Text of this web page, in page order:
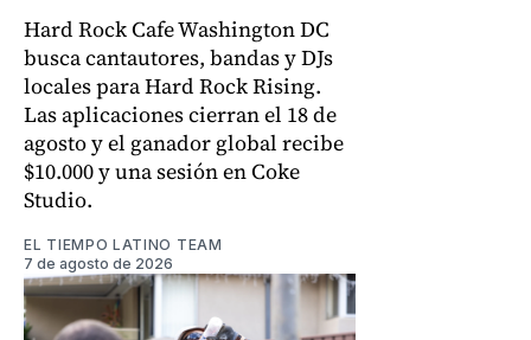
Hard Rock Cafe Washington DC
busca cantautores, bandas y DJs
locales para Hard Rock Rising.
Las aplicaciones cierran el 18 de
agosto y el ganador global recibe
$10.000 y una sesión en Coke
Studio.
EL TIEMPO LATINO TEAM
7 de agosto de 2026